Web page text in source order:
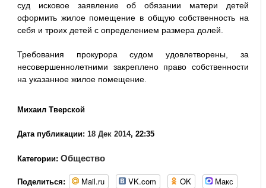
суд исковое заявление об обязании матери детей
оформить жилое помещение в общую собственность на
себя и троих детей с определением размера долей.
Требования прокурора судом удовлетворены, за
несовершеннолетними закреплено право собственности
на указанное жилое помещение.
Михаил Тверской
Дата публикации: 18 Дек 2014, 22:35
Категории: Общество
Поделиться: Mail.ru VK.com OK Макс